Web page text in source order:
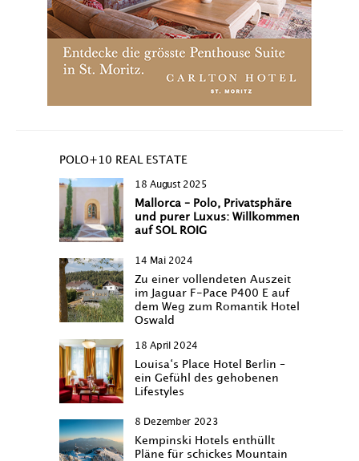
POLO+10 REAL ESTATE
18 August 2025
Mallorca – Polo, Privatsphäre
und purer Luxus: Willkommen
auf SOL ROIG
14 Mai 2024
Zu einer vollendeten Auszeit
im Jaguar F-Pace P400 E auf
dem Weg zum Romantik Hotel
Oswald
18 April 2024
Louisa‘s Place Hotel Berlin –
ein Gefühl des gehobenen
Lifestyles
8 Dezember 2023
Kempinski Hotels enthüllt
Pläne für schickes Mountain